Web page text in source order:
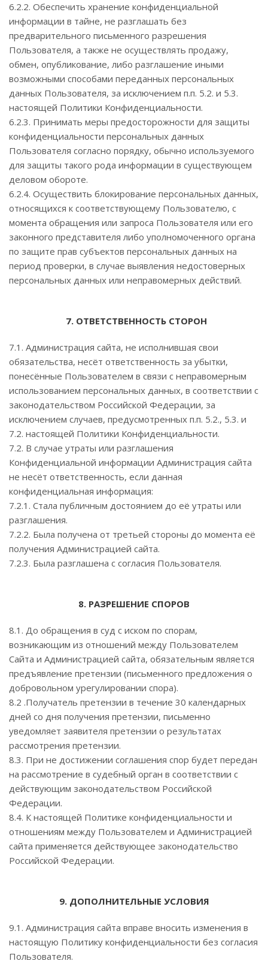
6.2.2. Обеспечить хранение конфиденциальной
информации в тайне, не разглашать без
предварительного письменного разрешения
Пользователя, а также не осуществлять продажу,
обмен, опубликование, либо разглашение иными
возможными способами переданных персональных
данных Пользователя, за исключением п.п. 5.2. и 5.3.
настоящей Политики Конфиденциальности.
6.2.3. Принимать меры предосторожности для защиты
конфиденциальности персональных данных
Пользователя согласно порядку, обычно используемого
для защиты такого рода информации в существующем
деловом обороте.
6.2.4. Осуществить блокирование персональных данных,
относящихся к соответствующему Пользователю, с
момента обращения или запроса Пользователя или его
законного представителя либо уполномоченного органа
по защите прав субъектов персональных данных на
период проверки, в случае выявления недостоверных
персональных данных или неправомерных действий.
7. ОТВЕТСТВЕННОСТЬ СТОРОН
7.1. Администрация сайта, не исполнившая свои
обязательства, несёт ответственность за убытки,
понесённые Пользователем в связи с неправомерным
использованием персональных данных, в соответствии с
законодательством Российской Федерации, за
исключением случаев, предусмотренных п.п. 5.2., 5.3. и
7.2. настоящей Политики Конфиденциальности.
7.2. В случае утраты или разглашения
Конфиденциальной информации Администрация сайта
не несёт ответственность, если данная
конфиденциальная информация:
7.2.1. Стала публичным достоянием до её утраты или
разглашения.
7.2.2. Была получена от третьей стороны до момента её
получения Администрацией сайта.
7.2.3. Была разглашена с согласия Пользователя.
8. РАЗРЕШЕНИЕ СПОРОВ
8.1. До обращения в суд с иском по спорам,
возникающим из отношений между Пользователем
Сайта и Администрацией сайта, обязательным является
предъявление претензии (письменного предложения о
добровольном урегулировании спора).
8.2 .Получатель претензии в течение 30 календарных
дней со дня получения претензии, письменно
уведомляет заявителя претензии о результатах
рассмотрения претензии.
8.3. При не достижении соглашения спор будет передан
на рассмотрение в судебный орган в соответствии с
действующим законодательством Российской
Федерации.
8.4. К настоящей Политике конфиденциальности и
отношениям между Пользователем и Администрацией
сайта применяется действующее законодательство
Российской Федерации.
9. ДОПОЛНИТЕЛЬНЫЕ УСЛОВИЯ
9.1. Администрация сайта вправе вносить изменения в
настоящую Политику конфиденциальности без согласия
Пользователя.